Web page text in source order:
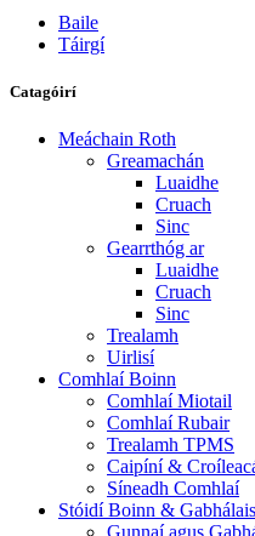
Baile
Táirgí
Catagóirí
Meáchain Roth
Greamachán
Luaidhe
Cruach
Sinc
Gearrthóg ar
Luaidhe
Cruach
Sinc
Trealamh
Uirlisí
Comhlaí Boinn
Comhlaí Miotail
Comhlaí Rubair
Trealamh TPMS
Caipíní &
Síneadh Comhlaí
Stóidí Boinn & Gabhálais